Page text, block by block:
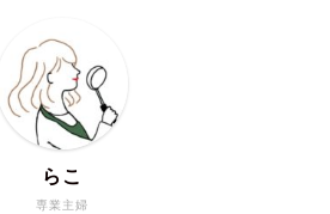
専業主婦
らこ